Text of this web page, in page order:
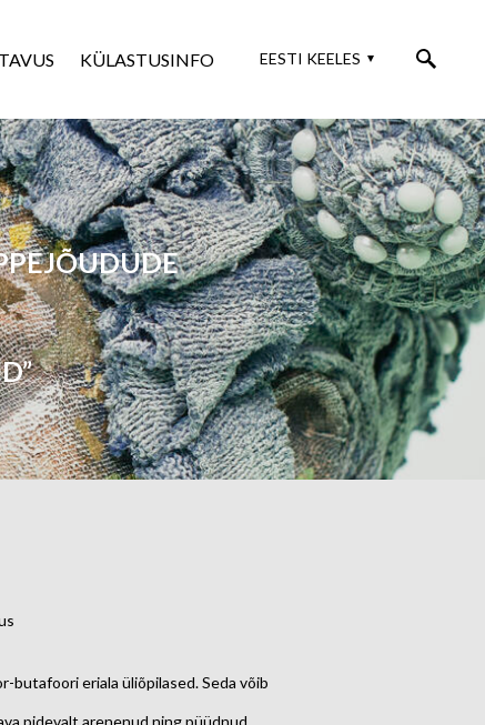
KÜLASTUSINFO EESTI KEELES
butafoori eriala üliõpilased. Seda võib
pidevalt arenenud ning püüdnud